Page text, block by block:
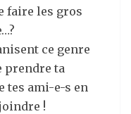
faire les gros
ce genre
prendre ta
tes ami-e-s en
!